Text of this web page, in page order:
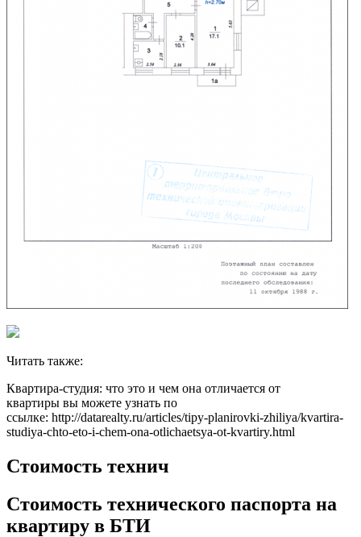
Читать также:
Квартира-студия: что это и чем она отличается от
квартиры вы можете узнать по
ссылке: http://datarealty.ru/articles/tipy-planirovki-zhiliya/kvartira-
studiya-chto-eto-i-chem-ona-otlichaetsya-ot-kvartiry.html
Cтоимость технич
Cтоимость технического паспорта на
квартиру в БТИ